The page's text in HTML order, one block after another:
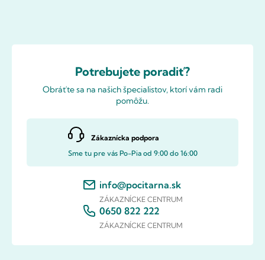
Potrebujete poradiť?
Obráťte sa na našich špecialistov, ktorí vám radi
pomôžu.
Zákaznícka podpora
Sme tu pre vás Po-Pia od 9:00 do 16:00
info@pocitarna.sk
ZÁKAZNÍCKE CENTRUM
0650 822 222
ZÁKAZNÍCKE CENTRUM